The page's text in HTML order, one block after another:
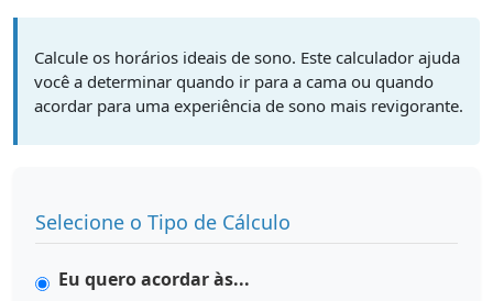
Calcule os horários ideais de sono. Este calculador ajuda
você a determinar quando ir para a cama ou quando
acordar para uma experiência de sono mais revigorante.
Selecione o Tipo de Cálculo
Eu quero acordar às...